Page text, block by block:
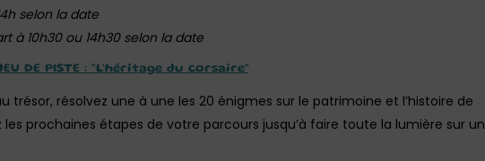
selon la date
à 10h30 ou 14h30 selon la date
DE PISTE : “L’héritage du corsaire”
résolvez une à une les 20 énigmes sur le patrimoine et l’histoire de
prochaines étapes de votre parcours jusqu’à faire toute la lumière sur un